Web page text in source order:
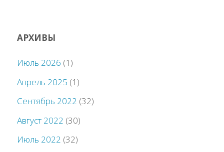
АРХИВЫ
Июль 2026 (1)
Апрель 2025 (1)
Сентябрь 2022 (32)
Август 2022 (30)
Июль 2022 (32)